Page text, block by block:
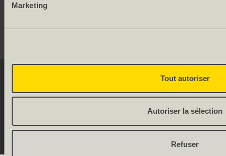
Marketing
Tout autoriser
Autoriser la sélection
Refuser
SERVICE